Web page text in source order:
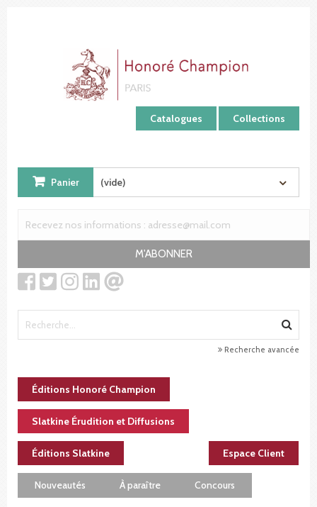
Catalogues Collections
Panier (vide)
M'ABONNER
Recherche avancée
Éditions Honoré Champion
Slatkine Érudition et Diffusions
Éditions Slatkine Espace Client
Nouveautés À paraître Concours